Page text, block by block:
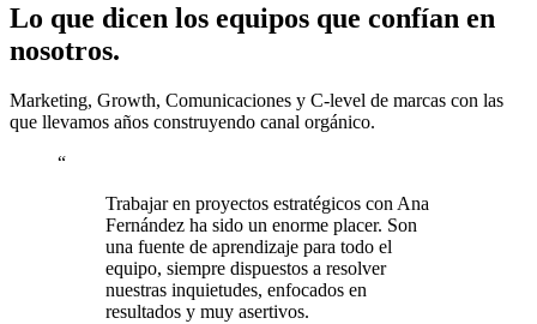
Lo que dicen los equipos que confían en
nosotros.
Marketing, Growth, Comunicaciones y C-level de marcas con las
que llevamos años construyendo canal orgánico.
“
Trabajar en proyectos estratégicos con Ana
Fernández ha sido un enorme placer. Son
una fuente de aprendizaje para todo el
equipo, siempre dispuestos a resolver
nuestras inquietudes, enfocados en
resultados y muy asertivos.